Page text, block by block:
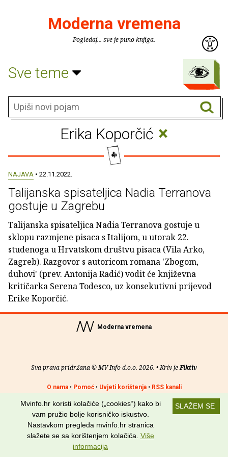
Moderna vremena
Pogledaj... sve je puno knjiga.
Sve teme
Erika Koporčić ×
NAJAVA • 22.11.2022.
Talijanska spisateljica Nadia Terranova
gostuje u Zagrebu
Talijanska spisateljica Nadia Terranova gostuje u
sklopu razmjene pisaca s Italijom, u utorak 22.
studenoga u Hrvatskom društvu pisaca (Vila Arko,
Zagreb). Razgovor s autoricom romana 'Zbogom,
duhovi' (prev. Antonija Radić) vodit će književna
kritičarka Serena Todesco, uz konsekutivni prijevod
Erike Koporčić.
Moderna vremena
Sva prava pridržana © MV Info d.o.o. 2026. • Kriv jeFiktiv
O nama• Pomoć• Uvjeti korištenja• RSS kanali
Potraži nas na: SLAŽEM SE
Mvinfo.hr koristi kolačiće („cookies“) kako bi
vam pružio bolje korisničko iskustvo.
Nastavkom pregleda mvinfo.hr stranica
slažete se sa korištenjem kolačića. Više
informacija